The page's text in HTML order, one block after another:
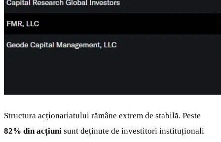
Structura acționariatului rămâne extrem de stabilă. Peste
82% din acțiuni sunt deținute de investitori instituționali